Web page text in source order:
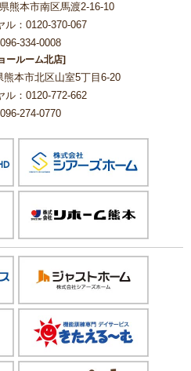
熊本市南区馬渡2-16-10
ル：0120-370-067
334-0008
ールーム北店]
本市北区山室5丁目6-20
ル：0120-772-662
274-0770